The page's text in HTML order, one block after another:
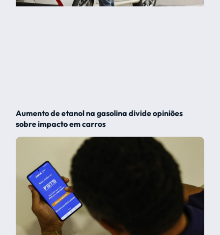
Aumento de etanol na gasolina divide opiniões
sobre impacto em carros